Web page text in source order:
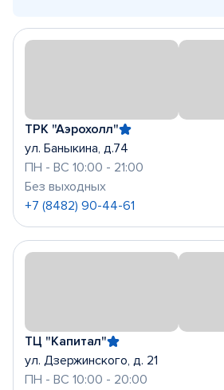
ТРК "Аэрохолл"
ул. Баныкина, д.74
ПН - ВС 10:00 - 21:00
Без выходных
+7 (8482) 90-44-61
ТЦ "Капитал"
ул. Дзержинского, д. 21
ПН - ВС 10:00 - 20:00